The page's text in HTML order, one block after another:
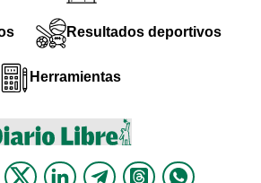
Resultados deportivos
Herramientas